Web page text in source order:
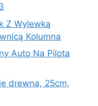
Z Wylewką
Kolumna
Auto Na Pilota
drewna, 25cm,